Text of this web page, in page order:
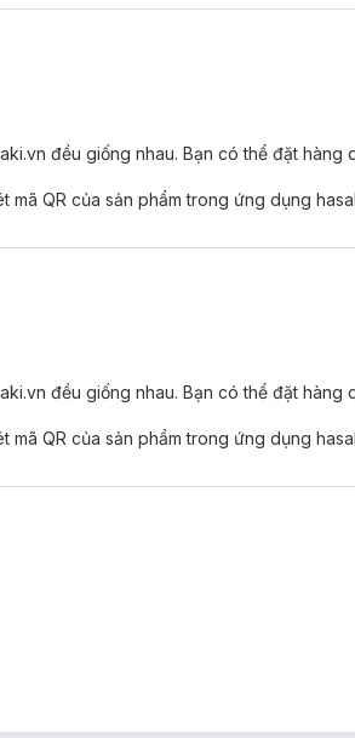
đều giống nhau. Bạn có thể đặt hàng
QR của sản phẩm trong ứng dụng
đều giống nhau. Bạn có thể đặt hàng
QR của sản phẩm trong ứng dụng